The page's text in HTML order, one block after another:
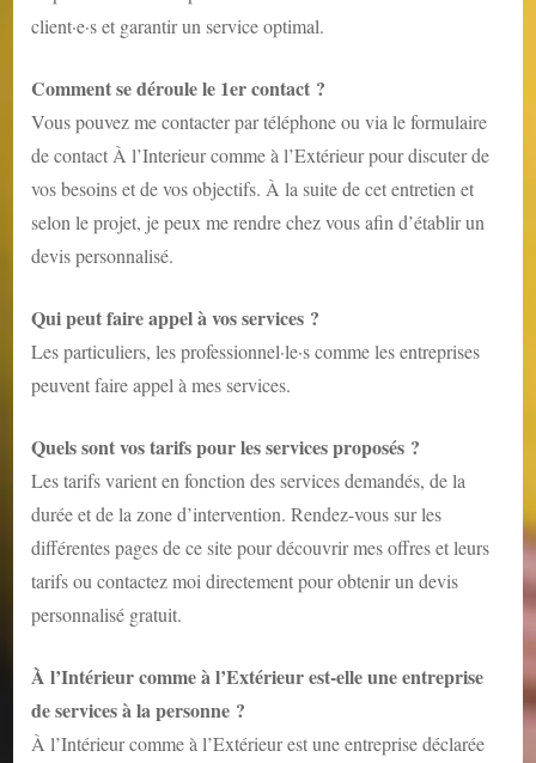
client·e·s et garantir un service optimal.
Comment se déroule le 1er contact ?
Vous pouvez me contacter par téléphone ou via le formulaire
de contactÀ l’Interieur comme à l’Extérieur pour discuter de
vos besoins et de vos objectifs. À la suite de cet entretien et
selon le projet, je peux me rendre chez vous afin d’établir un
devis personnalisé.
Qui peut faire appel à vos services ?
Les particuliers, les professionnel·le·s comme les entreprises
peuvent faire appel à mes services.
Quels sont vos tarifs pour les services proposés ?
Les tarifs varient en fonction des services demandés, de la
durée et de la zone d’intervention. Rendez-vous sur les
différentes pages de ce site pour découvrir mes offres et leurs
tarifs ou contactez moi directement pour obtenir un devis
personnalisé gratuit.
À l’Intérieur comme à l’Extérieur est-elle une entreprise
de services à la personne ?
À l’Intérieur comme à l’Extérieur est une entreprise déclarée